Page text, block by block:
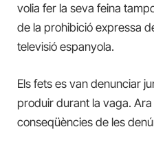
volia fer la seva feina
de la prohibició expressa
televisió espanyola.
Els fets es van denunciar
produir durant la vaga.
conseqüències de les